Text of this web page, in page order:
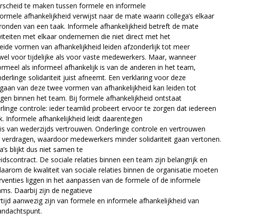
te maken tussen formele en informele
afhankelijkheid verwijst naar de mate waarin collega’s elkaar
van een taak. Informele afhankelijkheid betreft de mate
met elkaar ondernemen die niet direct met het
vormen van afhankelijkheid leiden afzonderlijk tot meer
voor tijdelijke als voor vaste medewerkers. Maar, wanneer
als informeel afhankelijk is van de anderen in het team,
solidariteit juist afneemt. Een verklaring voor deze
van deze twee vormen van afhankelijkheid kan leiden tot
binnen het team. Bij formele afhankelijkheid ontstaat
controle: ieder teamlid probeert ervoor te zorgen dat iedereen
Informele afhankelijkheid leidt daarentegen
van wederzijds vertrouwen. Onderlinge controle en vertrouwen
waardoor medewerkers minder solidariteit gaan vertonen.
blijkt dus niet samen te
De sociale relaties binnen een team zijn belangrijk en
de kwaliteit van sociale relaties binnen de organisatie moeten
liggen in het aanpassen van de formele of de informele
Daarbij zijn de negatieve
aanwezig zijn van formele en informele afhankelijkheid van